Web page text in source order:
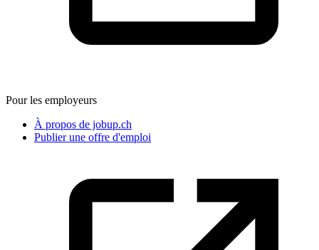
Pour les employeurs
À propos de jobup.ch
Publier une offre d'emploi